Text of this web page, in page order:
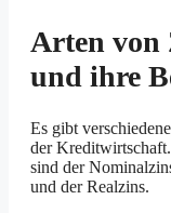
Arten von
und ihre
Es gibt
der
sind der
und der Realzins.